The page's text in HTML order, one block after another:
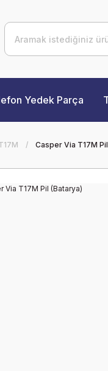
Yedek Parça
Casper Via T17M